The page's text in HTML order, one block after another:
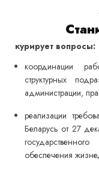
курирует вопросы:
координации
структурных
администрации,
реализации
Беларусь от 27
обеспечения